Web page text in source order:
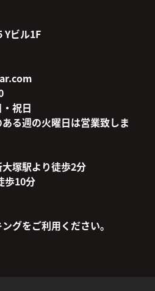
Yビル1F
祝日
ある週の火曜日は営業致しま
塚駅より徒歩2分
歩10分
グをご利用ください。